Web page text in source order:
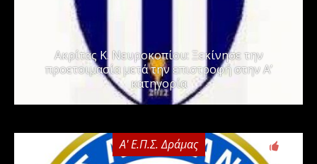
Ακρίτας Κ. Νευροκοπίου: Ξεκίνησε την
προετοιμασία μετά την επιστροφή στην Α’
κατηγορία
Α' Ε.Π.Σ. Δράμας